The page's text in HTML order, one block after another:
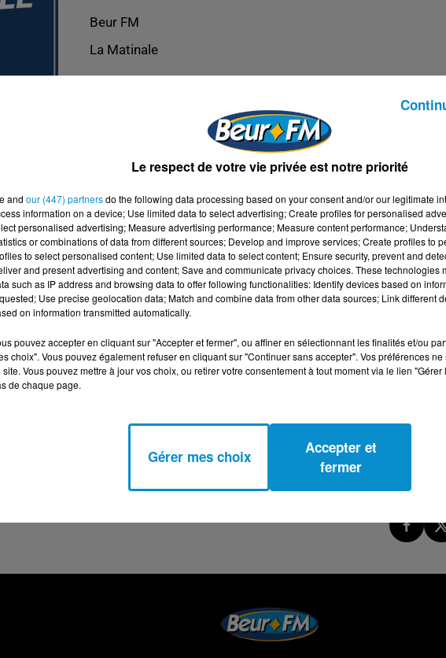
Beur FM
La Matinale
(MISS MAROC 2023)
Le respect de votre vie privée est notre priorité
and our (447) partnersdo the following data processing based on your consent and/or our legitimate
information on a device; Use limited data to select advertising; Create profiles for personalised
personalised advertising; Measure advertising performance; Measure content performance;
or combinations of data from different sources; Develop and improve services; Create profiles to
to select personalised content; Use limited data to select content; Ensure security, prevent and
and present advertising and content; Save and communicate privacy choices. These technologies
such as IP address and browsing data to offer following functionalities: Identify devices based on
Use precise geolocation data; Match and combine data from other data sources; Link different
on information transmitted automatically.
pouvez accepter en cliquant sur "Accepter et fermer", ou affiner en sélectionnant les finalités et/ou
choix". Vous pouvez également refuser en cliquant sur "Continuer sans accepter". Vos préférences
site. Vous pouvez mettre à jour vos choix, ou retirer votre consentement à tout moment via le lien
de chaque page.
Gérer mes choix
Accepter et
fermer